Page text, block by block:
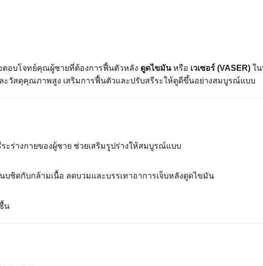
ตอบโจทย์คุณผู้ชายที่ต้องการฟื้นตัวหลัง ดูดไขมันหรือ เวเซอร์ (VASER) ใ
ะวัสดุคุณภาพสูง เสริมการฟื้นตัวและปรับสรีระให้ดูดีขึ้นอย่างสมบูรณ์แบบ
ะร่างกายของผู้ชาย ช่วยเสริมรูปร่างให้สมบูรณ์แบบ
บชิดกับกล้ามเนื้อ ลดบวมและบรรเทาอาการเจ็บหลังดูดไขมัน
น